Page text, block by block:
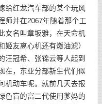
给红龙汽车部的某个玩风
师并在2067年随着那个工
女名叫章坂雅，在天命机
姬友离心机还有燃油滤）
汪冠希、张锦云等人起到
在，东亚分部新生代们似
机动车呢。就前几天去报
色盲的富二代使用爹妈的